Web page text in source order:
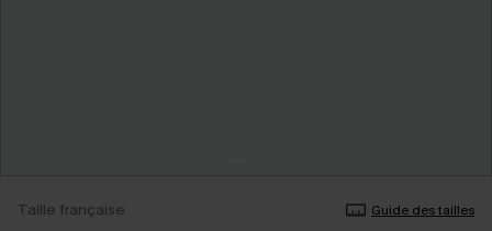
Taille française Guide des tailles